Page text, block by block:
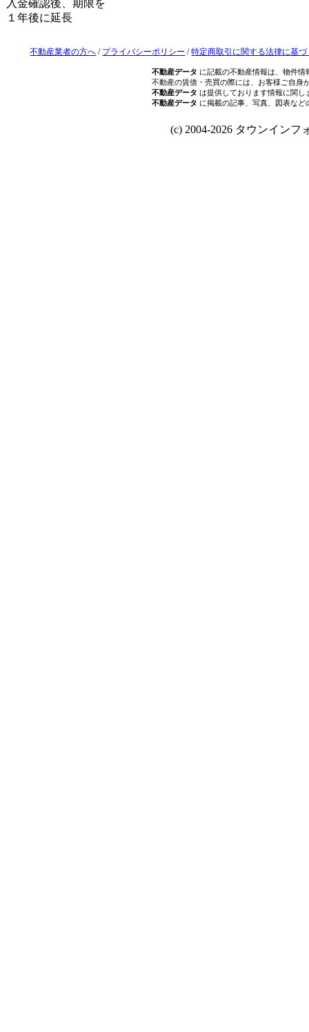
入金確認後、期限を
１年後に延長
不動産業者の方へ / プライバシーポリシー /特定商取引に関する法律に基
不動産データ に記載の不動産情報は、物件
不動産の賃借・売買の際には、お客様ご自身
不動産データ は提供しております情報に関し
不動産データ に掲載の記事、写真、図表な
(c) 2004-2026 タウンインフ